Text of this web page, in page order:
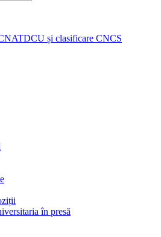
și clasificare CNCS
în presă